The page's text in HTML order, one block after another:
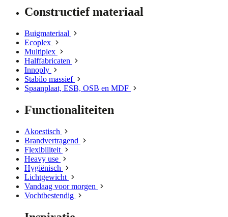
Constructief materiaal
Buigmateriaal
Ecoplex
Multiplex
Halffabricaten
Innoply
Stabilo massief
Spaanplaat, ESB, OSB en MDF
Functionaliteiten
Akoestisch
Brandvertragend
Flexibiliteit
Heavy use
Hygiënisch
Lichtgewicht
Vandaag voor morgen
Vochtbestendig